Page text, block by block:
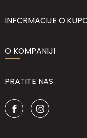
INFORMACIJE O
O KOMPANIJI
PRATITE NAS